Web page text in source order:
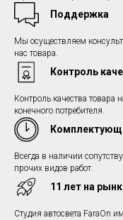
Поддержка
Мы осуществляем
нас товара.
Контроль
Контроль качества товара
конечного потребителя.
Всегда в наличии
прочих видов работ.
11 лет на
Студия автосвета FaraOn